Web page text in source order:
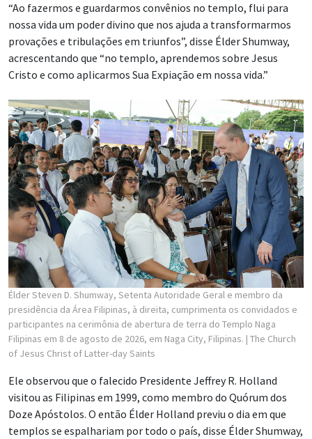
“Ao fazermos e guardarmos convênios no templo, flui para
nossa vida um poder divino que nos ajuda a transformarmos
provações e tribulações em triunfos”, disse Élder Shumway,
acrescentando que “no templo, aprendemos sobre Jesus
Cristo e como aplicarmos Sua Expiação em nossa vida.”
Élder Steven D. Shumway, Setenta Autoridade Geral e membro da
presidência da Área Filipinas, à direita, cumprimenta os convidados e
participantes na cerimônia de abertura de terra do Templo Naga
Filipinas em 8 de agosto de 2026, em Naga City, Filipinas. | The Church
of Jesus Christ of Latter-day Saints
Ele observou que o falecido Presidente Jeffrey R. Holland
visitou as Filipinas em 1999, como membro do Quórum dos
Doze Apóstolos. O então Élder Holland previu o dia em que
templos se espalhariam por todo o país, disse Élder Shumway,